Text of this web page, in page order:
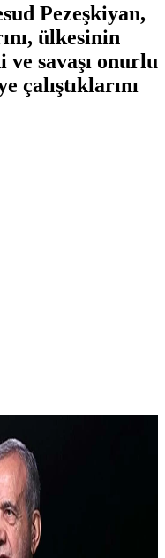
Pezeşkiyan,
ülkesinin
savaşı onurlu
çalıştıklarını